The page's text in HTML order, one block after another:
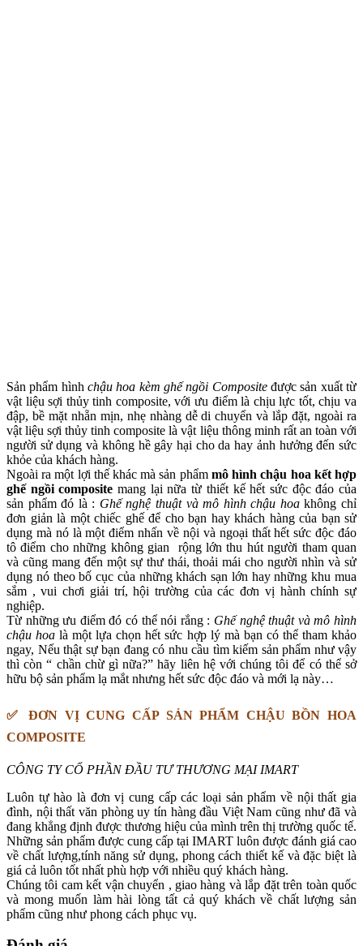
Sản phẩm hình chậu hoa kèm ghế ngồi Compositeđược sản xuất từ
vật liệu sợi thủy tinh composite, với ưu điểm là chịu lực tốt, chịu va
đập, bề mặt nhẵn mịn, nhẹ nhàng dễ di chuyển và lắp đặt, ngoài ra
vật liệu sợi thủy tinh composite là vật liệu thông minh rất an toàn với
người sử dụng và không hề gây hại cho da hay ảnh hưởng đến sức
khỏe của khách hàng.
Ngoài ra một lợi thế khác mà sản phẩm mô hình chậu hoa kết hợp
ghế ngồi compositemang lại nữa từ thiết kế hết sức độc đáo của
sản phẩm đó là : Ghế nghệ thuật và mô hình chậu hoakhông chỉ
đơn giản là một chiếc ghế để cho bạn hay khách hàng của bạn sử
dụng mà nó là một điểm nhấn về nội và ngoại thất hết sức độc đáo
tô điểm cho những không gian rộng lớn thu hút người tham quan
và cũng mang đến một sự thư thái, thoải mái cho người nhìn và sử
dụng nó theo bố cục của những khách sạn lớn hay những khu mua
sắm , vui chơi giải trí, hội trường của các đơn vị hành chính sự
nghiệp.
Từ những ưu điểm đó có thể nói rắng : Ghế nghệ thuật và mô hình
chậu hoa là một lựa chọn hết sức hợp lý mà bạn có thể tham khảo
ngay, Nếu thật sự bạn đang có nhu cầu tìm kiếm sản phẩm như vậy
thì còn “ chần chừ gì nữa?” hãy liên hệ với chúng tôi để có thể sở
hữu bộ sản phẩm lạ mắt nhưng hết sức độc đáo và mới lạ này…
✅ĐƠN VỊ CUNG CẤP SẢN PHẨM CHẬU BỒN HOA
COMPOSITE
CÔNG TY CỔ PHẦN ĐẦU TƯ THƯƠNG MẠI IMART
Luôn tự hào là đơn vị cung cấp các loại sản phẩm về nội thất gia
đình, nội thất văn phòng uy tín hàng đầu Việt Nam cũng như đã và
đang khẳng định được thương hiệu của mình trên thị trường quốc tế.
Những sản phẩm được cung cấp tại IMART luôn được đánh giá cao
về chất lượng,tính năng sử dụng, phong cách thiết kế và đặc biệt là
giá cả luôn tốt nhất phù hợp với nhiều quý khách hàng.
Chúng tôi cam kết vận chuyển , giao hàng và lắp đặt trên toàn quốc
và mong muốn làm hài lòng tất cả quý khách về chất lượng sản
phẩm cũng như phong cách phục vụ.